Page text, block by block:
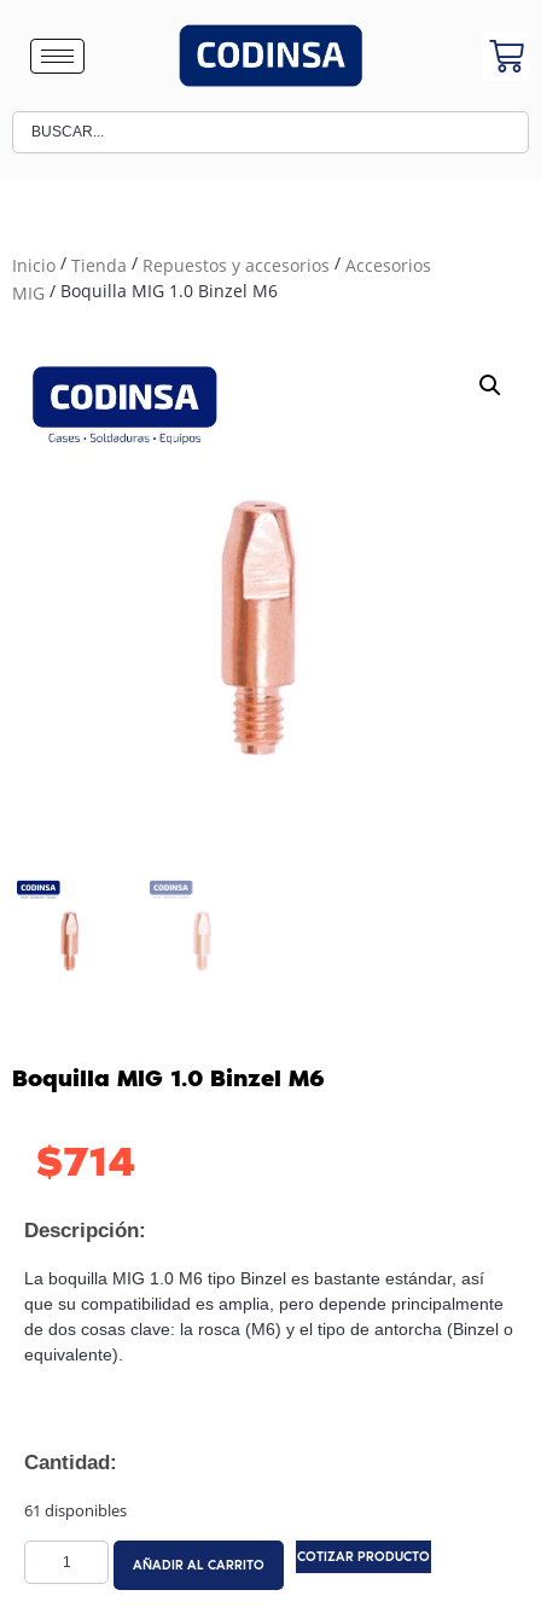
Inicio / Tienda / Repuestos y accesorios / Accesorios
MIG / Boquilla MIG 1.0 Binzel M6
Boquilla MIG 1.0 Binzel M6
$714
Descripción:
La boquilla MIG 1.0 M6 tipo Binzel es bastante estándar, así
que su compatibilidad es amplia, pero depende principalmente
de dos cosas clave: la rosca (M6) y el tipo de antorcha (Binzel o
equivalente).
Cantidad:
61 disponibles
AÑADIR AL CARRITO COTIZAR PRODUCTO